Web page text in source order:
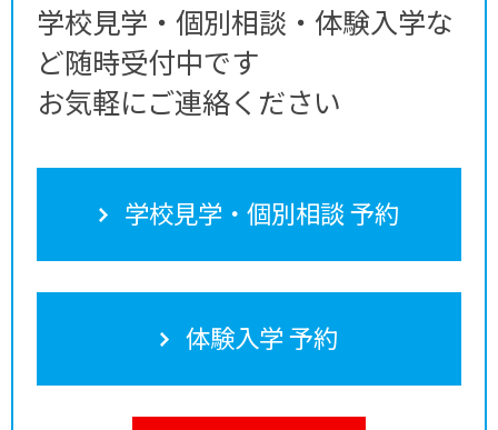
学校見学・個別相談・体験入学な
ど随時受付中です
お気軽にご連絡ください
学校見学・個別相談 予約
体験入学 予約